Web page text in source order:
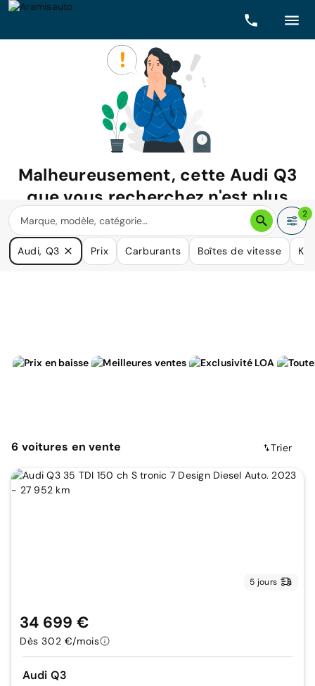
Malheureusement, cette Audi Q3
que vous recherchez n'est plus
disponible.
Nous avons de nombreuses voitures qui pourraient répondre
à vos besoins.
2
Audi, Q3 Prix Carburants Boîtes de vitesse
6 voitures en vente Trier
5 jours
Audi Q3
34 699 €
Dès 302 €/mois